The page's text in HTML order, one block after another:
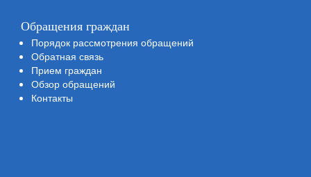
Обращения граждан
Порядок рассмотрения обращений
Обратная связь
Прием граждан
Обзор обращений
Контакты